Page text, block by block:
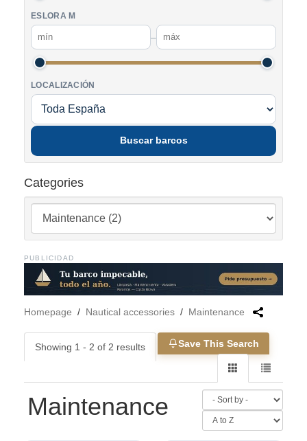
ESLORA M
–
LOCALIZACIÓN
Buscar barcos
Categories
PUBLICIDAD
Homepage / Nautical accessories / Maintenance
Showing 1 - 2 of 2 results Save This Search
Maintenance